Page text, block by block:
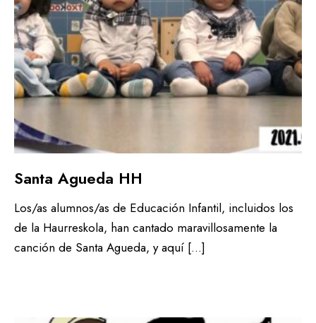
Santa Agueda HH
Los/as alumnos/as de Educación Infantil, incluidos los
de la Haurreskola, han cantado maravillosamente la
canción de Santa Agueda, y aquí […]